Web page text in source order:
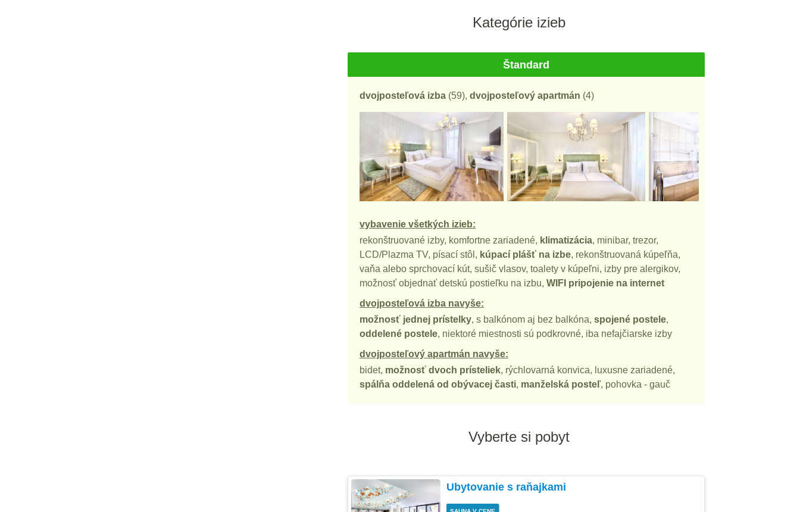
Kategórie izieb
Štandard
dvojposteľová izba (59), dvojposteľový apartmán (4)
vybavenie všetkých izieb:
rekonštruované izby, komfortne zariadené, klimatizácia, minibar, trezor,
LCD/Plazma TV, písací stôl, kúpací plášť na izbe, rekonštruovaná kúpeľňa,
vaňa alebo sprchovací kút, sušič vlasov, toalety v kúpeľni, izby pre alergikov,
možnosť objednať detskú postieľku na izbu, WIFI pripojenie na internet
dvojposteľová izba navyše:
možnosť jednej prístelky, s balkónom aj bez balkóna, spojené postele,
oddelené postele, niektoré miestnosti sú podkrovné, iba nefajčiarske izby
dvojposteľový apartmán navyše:
bidet, možnosť dvoch prísteliek, rýchlovarná konvica, luxusne zariadené,
spálňa oddelená od obývacej časti, manželská posteľ, pohovka - gauč
Vyberte si pobyt
Ubytovanie s raňajkami